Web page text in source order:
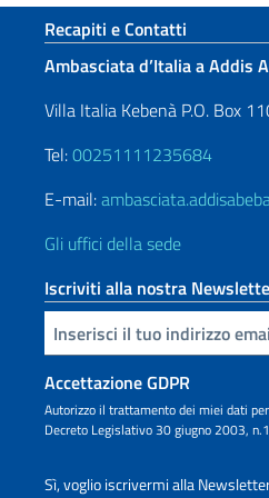
Sezione footer
Recapiti e Contatti
Ambasciata d’Italia a Addis
Villa Italia Kebenà P.O. Box
Tel:00251111235684
E-mail:
Gli uffici della sede
Iscriviti alla nostra
Inserisci la tua email
Accettazione GDPR
Autorizzo il trattamento dei miei dati
Decreto Legislativo 30 giugno 2003,
Sì, voglio iscrivermi alla